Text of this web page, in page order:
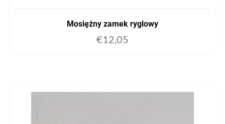
Mosiężny zamek ryglowy
€12,05